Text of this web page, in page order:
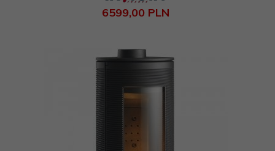
6599,00 PLN